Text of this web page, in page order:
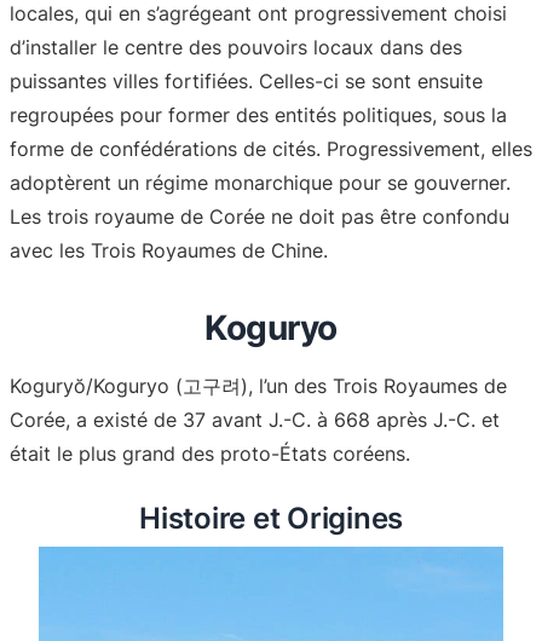
locales, qui en s’agrégeant ont progressivement choisi
d’installer le centre des pouvoirs locaux dans des
puissantes villes fortifiées. Celles-ci se sont ensuite
regroupées pour former des entités politiques, sous la
forme de confédérations de cités. Progressivement, elles
adoptèrent un régime monarchique pour se gouverner.
Les trois royaume de Corée ne doit pas être confondu
avec les Trois Royaumes de Chine.
Koguryo
Koguryŏ/Koguryo (고구려), l’un des Trois Royaumes de
Corée, a existé de 37 avant J.-C. à 668 après J.-C. et
était le plus grand des proto-États coréens.
Histoire et Origines